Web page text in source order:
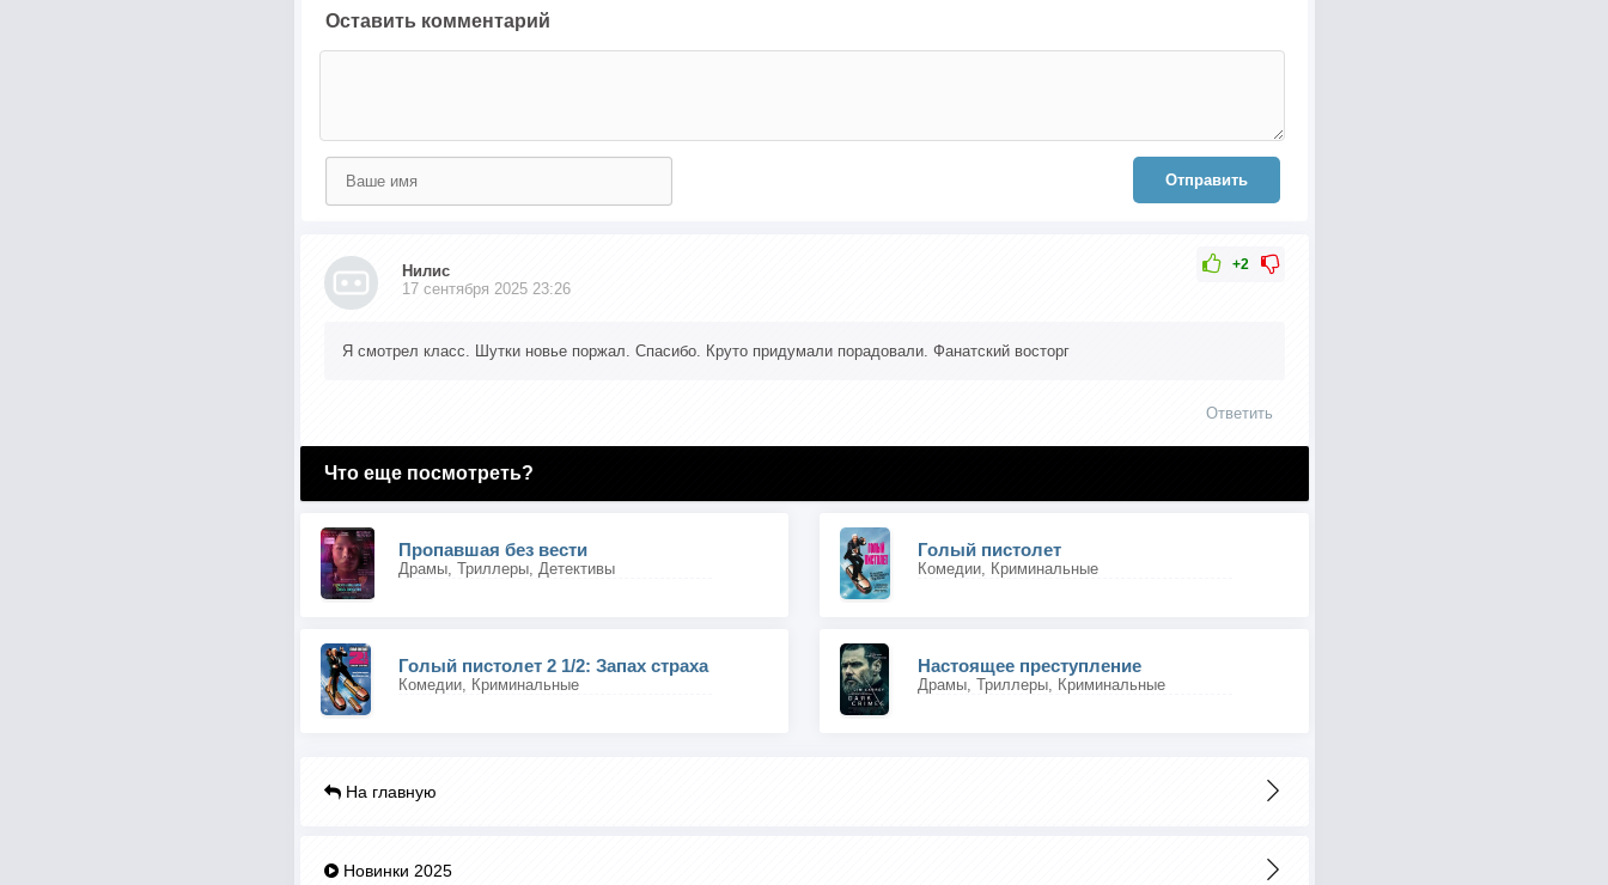
Оставить комментарий
Отправить
+2
Нилис
17 сентября 2025 23:26
Я смотрел класс. Шутки новье поржал. Спасибо. Круто придумали порадовали. Фанатский восторг
Ответить
Что еще посмотреть?
Пропавшая без вести
Драмы, Триллеры, Детективы
Голый пистолет
Комедии, Криминальные
Голый пистолет 2 1/2: Запах страха
Комедии, Криминальные
Настоящее преступление
Драмы, Триллеры, Криминальные
На главную
Новинки 2025